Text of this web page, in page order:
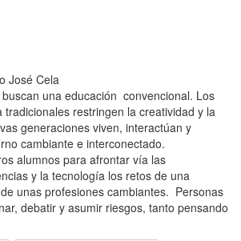
una educación convencional. Los
tradicionales restringen la creatividad y la
generaciones viven, interactúan y
cambiante e interconectado.
alumnos para afrontar vía las
y la tecnología los retos de una
unas profesiones cambiantes. Personas
debatir y asumir riesgos, tanto pensando